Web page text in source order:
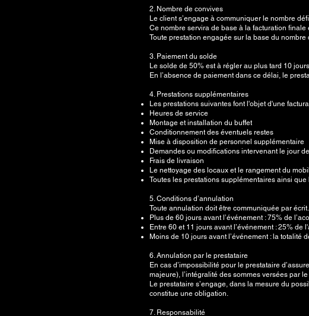
2. Nombre de convives
Le client s’engage à communiquer le nombre
Ce nombre servira de base à la facturation
Toute prestation engagée sur la base du
3. Paiement du solde
Le solde de 50% est à régler au plus tard 10
En l’absence de paiement dans ce délai, le
4. Prestations supplémentaires
Les prestations suivantes font l'objet d'une
Heures de service
Montage et installation du buffet
Conditionnement des éventuels restes
Mise à disposition de personnel supplémentaire
Demandes ou modifications intervenant le jour
Frais de livraison
Le nettoyage des locaux et le rangement du
Toutes les prestations supplémentaires ainsi
5. Conditions d’annulation
Toute annulation doit être communiquée par écrit.
Plus de 60 jours avant l’événement : 75% de
Entre 60 et 11 jours avant l’événement : 25% de
Moins de 10 jours avant l’événement : la totalité
6. Annulation par le prestataire
En cas d’impossibilité pour le prestataire
majeure), l’intégralité des sommes versées par
Le prestataire s’engage, dans la mesure du
constitue une obligation.
7. Responsabilité